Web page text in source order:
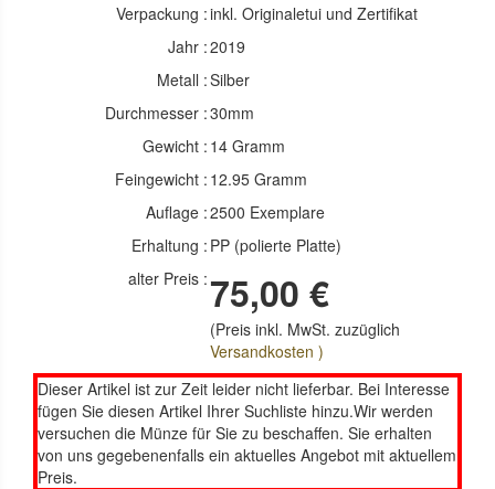
Verpackung :inkl. Originaletui und Zertifikat
Jahr :2019
Metall :Silber
Durchmesser :30mm
Gewicht : 14 Gramm
Feingewicht : 12.95 Gramm
Auflage :2500 Exemplare
Erhaltung : PP (polierte Platte)
alter Preis : 75,00 €
(Preis inkl. MwSt. zuzüglich
Versandkosten )
Dieser Artikel ist zur Zeit leider nicht lieferbar. Bei Interesse
fügen Sie diesen Artikel Ihrer Suchliste hinzu.Wir werden
versuchen die Münze für Sie zu beschaffen. Sie erhalten
von uns gegebenenfalls ein aktuelles Angebot mit aktuellem
Preis.